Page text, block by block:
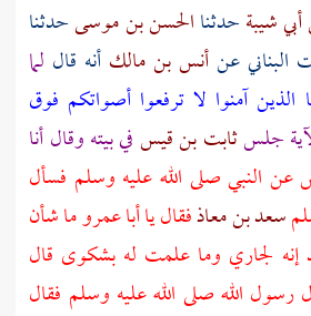
شيبةحدثناالحسن بن موسىحدثنا
البنانيعنأنس بن مالك أنه قال لما
الذين آمنوا لا ترفعوا أصواتكم فوق
جلسثابت بن قيسفي بيته وقال أنا
عن النبي صلى الله عليه وسلم فسأل
سعد بن معاذفقال ياأبا عمروما شأن
إنه لجاري وما علمت له بشكوى قال
رسول الله صلى الله عليه وسلم فقال